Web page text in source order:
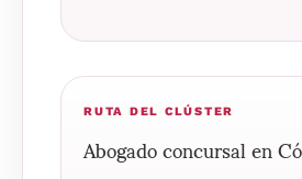
RUTA DEL CLÚSTER
Abogado concursal en